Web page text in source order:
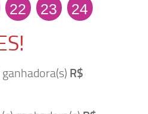
22 23 24
R$